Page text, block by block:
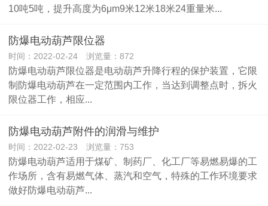
10吨5吨，提升高度为6μm9米12米18米24重量米...
防爆电动葫芦限位器
时间：2022-02-24 浏览量：872
防爆电动葫芦限位器是电动葫芦升降行程的保护装置，它限
制防爆电动葫芦在一定范围内工作，当达到调整点时，拆火
限位器工作，相应...
防爆电动葫芦附件的润滑与维护
时间：2022-02-23 浏览量：753
防爆电动葫芦适用于煤矿、制药厂、化工厂等易燃易爆的工
作场所，含有易燃气体、蒸汽和空气，特殊的工作环境要求
做好防爆电动葫芦...